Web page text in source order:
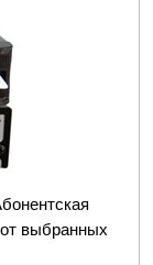
выбранных